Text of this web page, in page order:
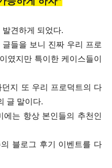
견하게 되었다.
들을 보니 진짜 우리 프로
였지만 특이한 케이스들이
지 또 우리 프로덕트의 다
글 말이다.
는 항상 본인들의 추천인
블로그 후기 이벤트를 다